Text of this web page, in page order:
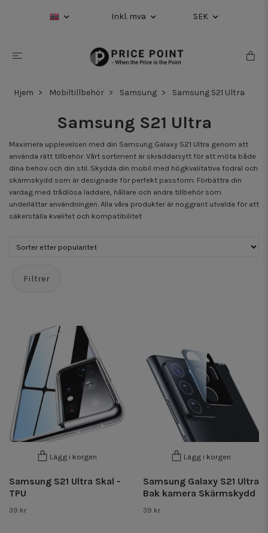
Inkl. mva SEK
Hjem Mobiltillbehör Samsung Samsung S21 Ultra
Samsung S21 Ultra
Maximera upplevelsen med din Samsung Galaxy S21 Ultra genom att
använda rätt tillbehör. Vårt sortiment är skräddarsytt för att möta både
dina behov och din stil. Skydda din mobil med högkvalitativa fodral och
skärmskydd som är designade för perfekt passform. Förbättra din
vardag med trådlösa laddare, hållare och andra tillbehör som
underlättar användningen. Alla våra produkter är noggrant utvalda för att
säkerställa kvalitet och kompatibilitet
Filtrer
Lägg i korgen
Samsung S21 Ultra Skal -
TPU
39 kr
Lägg i korgen
Samsung Galaxy S21 Ultra
Bak kamera Skärmskydd
39 kr